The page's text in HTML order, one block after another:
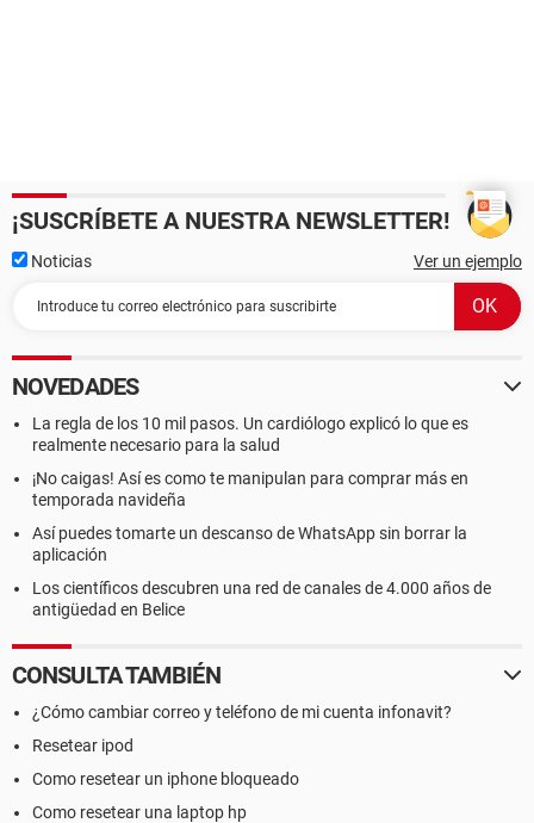
¡SUSCRÍBETE A NUESTRA NEWSLETTER!
Noticias Ver un ejemplo
NOVEDADES
La regla de los 10 mil pasos. Un cardiólogo explicó lo que es
realmente necesario para la salud
¡No caigas! Así es como te manipulan para comprar más en
temporada navideña
Así puedes tomarte un descanso de WhatsApp sin borrar la
aplicación
Los científicos descubren una red de canales de 4.000 años de
antigüedad en Belice
CONSULTA TAMBIÉN
¿Cómo cambiar correo y teléfono de mi cuenta infonavit?
Resetear ipod
Como resetear un iphone bloqueado
Como resetear una laptop hp